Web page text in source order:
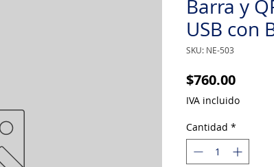
Barra y
USB con
SKU: NE-503
$760.00Precio
IVA incluido
Cantidad *